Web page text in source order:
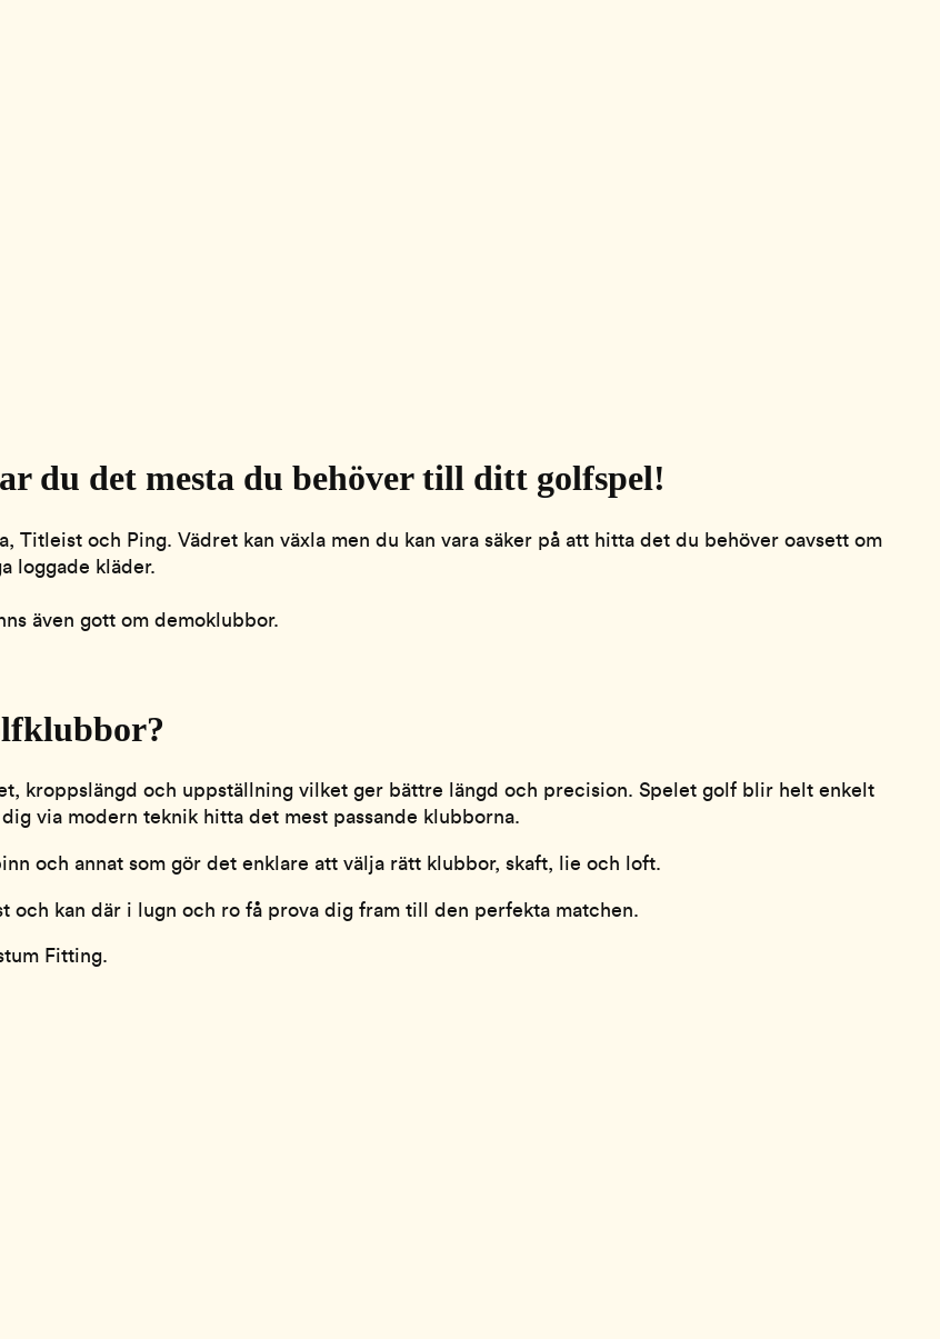
du det mesta du behöver till ditt golfspel!
Titleist och Ping. Vädret kan växla men du kan vara säker på att hitta det du behöver oavsett om
loggade kläder.
även gott om demoklubbor.
kroppslängd och uppställning vilket ger bättre längd och precision. Spelet golf blir helt enkelt
via modern teknik hitta det mest passande klubborna.
och annat som gör det enklare att välja rätt klubbor, skaft, lie och loft.
och kan där i lugn och ro få prova dig fram till den perfekta matchen.
Fitting.